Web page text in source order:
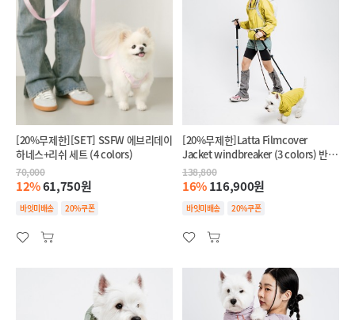
[20%무제한][SET] SSFW 에브리데이
하네스+리쉬 세트 (4 colors)
70,000
12%61,750원
바잇미배송 20%쿠폰
[20%무제한]Latta Filmcover
Jacket windbreaker (3 colors) 반려
견+반려인 SET
138,800
16%116,900원
바잇미배송 20%쿠폰